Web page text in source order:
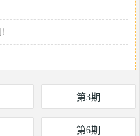
第3期
第6期